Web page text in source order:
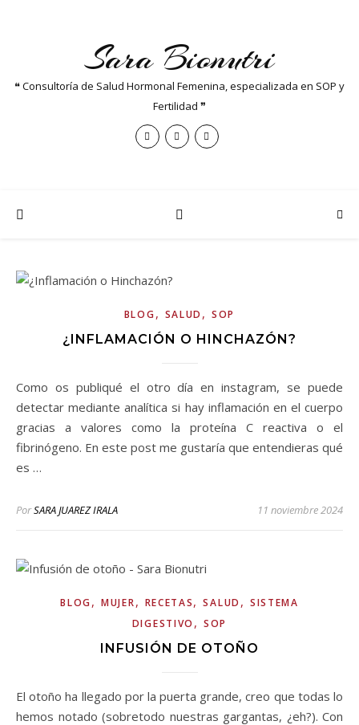
Sara Bionutri
❝ Consultoría de Salud Hormonal Femenina, especializada en SOP y
Fertilidad ❞
BLOG, SALUD ,SOP
¿INFLAMACIÓN O HINCHAZÓN?
Como os publiqué el otro día en instagram, se puede
detectar mediante analítica si hay inflamación en el cuerpo
gracias a valores como la proteína C reactiva o el
fibrinógeno. En este post me gustaría que entendieras qué
es …
PorSARA JUAREZ IRALA 11 noviembre 2024
BLOG, MUJER, RECETAS,SALUD , SISTEMA
DIGESTIVO ,SOP
INFUSIÓN DE OTOÑO
El otoño ha llegado por la puerta grande, creo que todas lo
hemos notado (sobretodo nuestras gargantas, ¿eh?). Con